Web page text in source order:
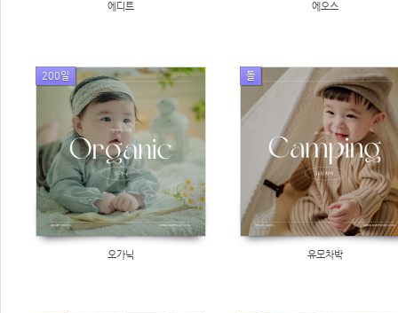
에디트 에오스
200일
오가닉
돌
유모차박